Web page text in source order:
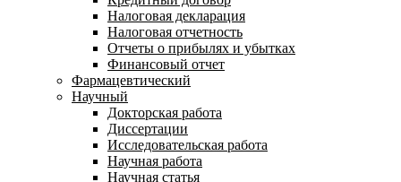
Налоговая декларация
Налоговая отчетность
Отчеты о прибылях и убытках
Финансовый отчет
Фармацевтический
Научный
Докторская работа
Диссертации
Исследовательская работа
Научная работа
Научная статья